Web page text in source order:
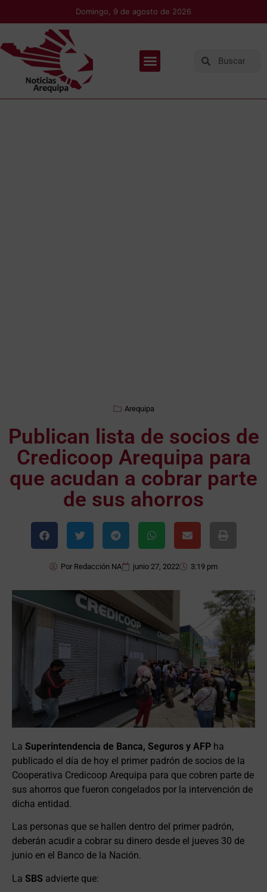
Domingo, 9 de agosto de 2026
Arequipa
Publican lista de socios de
Credicoop Arequipa para
que acudan a cobrar parte
de sus ahorros
Por Redacción NA junio 27, 2022 3:19 pm
La Superintendencia de Banca, Seguros y AFP ha
publicado el día de hoy el primer padrón de socios de la
Cooperativa Credicoop Arequipa para que cobren parte de
sus ahorros que fueron congelados por la intervención de
dicha entidad.
Las personas que se hallen dentro del primer padrón,
deberán acudir a cobrar su dinero desde el jueves 30 de
junio en el Banco de la Nación.
La SBS advierte que: